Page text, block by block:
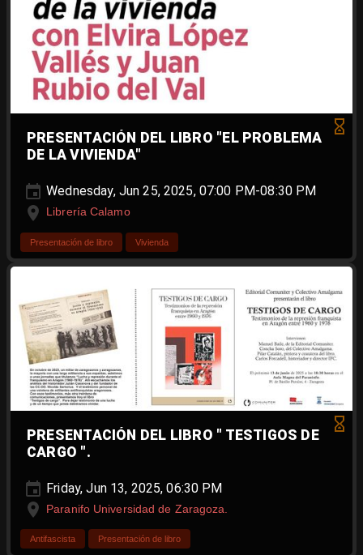
PRESENTACIÓN DEL LIBRO "EL PROBLEMA
DE LA VIVIENDA"
Wednesday, Jun 25, 2025, 07:00 PM-08:30 PM
Librería Calamo
Presentación de libro Vivienda
PRESENTACIÓN DEL LIBRO " TESTIGOS DE
CARGO ".
Friday, Jun 13, 2025, 06:30 PM
Paranifo Universidad de Zaragoza.
Antifascista Presentación de libro